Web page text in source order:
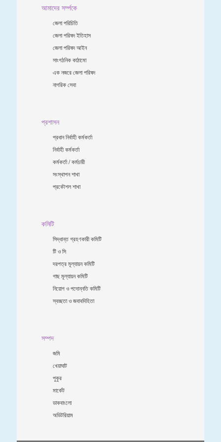
আমাদের সর্ম্পকে
জেলা পরিচিতি
জেলা পরিষদ ইতিহাস
জেলা পরিষদ আইন
সাংগঠনিক কাঠামো
এক নজরে জেলা পরিষদ
নাগরিক সেবা
প্রশাসন
প্রধান নির্বাহী কর্মকর্তা
নির্বাহী কর্মকর্তা
কর্মকর্তা / কর্মচারী
সংস্থাপন শাখা
প্রকৌশল শাখা
কমিটি
সিদ্ধান্ত গ্রহণকারী কমিটি
টি ও সি
দরপত্র মূল্যায়ন কমিটি
গাছ মূল্যায়ন কমিটি
নিয়োগ ও পদোন্নতি কমিটি
স্বচ্ছতা ও জবাবদিহিতা
সম্পদ
জমি
খেয়াঘাট
পুকুর
মার্কেট
ডাকবাংলো
অডিটরিয়াম